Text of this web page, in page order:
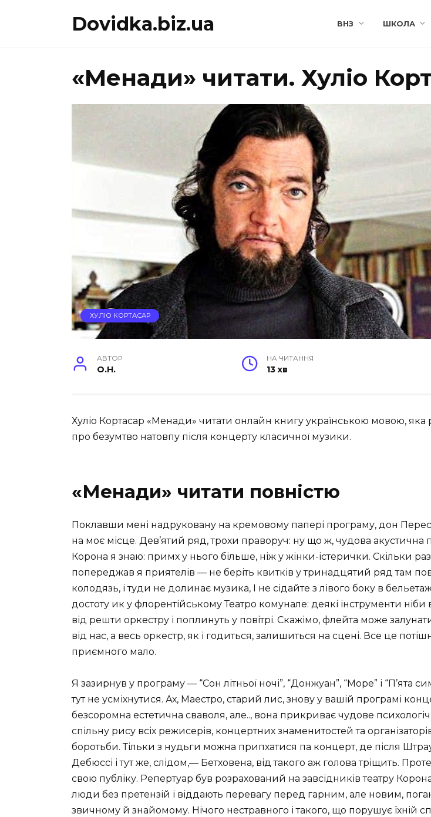
Dovidka.biz.ua ВНЗ ШКОЛА
«Менади» читати. Хуліо
ХУЛІО КОРТАСАР
АВТОР
O.H.
НА ЧИТАННЯ
13 хв
Хуліо Кортасар «Менади» читати онлайн книгу українською мовою, яка
про безумтво натовпу після концерту класичної музики.
«Менади» читати повністю
Поклавши мені надруковану на кремовому папері програму, дон
на моє місце. Дев’ятий ряд, трохи праворуч: ну що ж, чудова акустична
Корона я знаю: примх у нього більше, ніж у жінки-істерички. Скільки
попереджав я приятелів — не беріть квитків у тринадцятий ряд там
колодязь, і туди не долинає музика, І не сідайте з лівого боку в
достоту ик у флорентійському Театро комунале: деякі інструменти ніби
від решти оркестру і поплинуть у повітрі. Скажімо, флейта може
від нас, а весь оркестр, як і годиться, залишиться на сцені. Все це
приємного мало.
Я зазирнув у програму — “Сон літньої ночі”, “Донжуан”, “Море” і “П’ята
тут не усміхнутися. Ах, Маестро, старий лис, знову у вашій програмі
безсоромна естетична сваволя, але.., вона прикриває чудове
спільну рису всіх режисерів, концертних знаменитостей та
боротьби. Тільки з нудьги можна припхатися па концерт, де після
Дебюссі і тут же, слідом,— Бетховена, від такого аж голова тріщить.
свою публіку. Репертуар був розрахований на завсідників театру
люди без претензій і віддають перевагу перед гарним, але новим,
звичному й знайомому. Нічого нестравного і такого, що порушує їхній